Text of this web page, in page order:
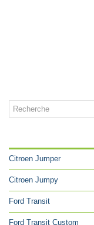
Citroen Jumper
Citroen Jumpy
Ford Transit
Ford Transit Custom